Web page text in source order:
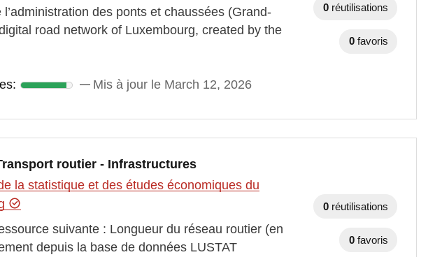
des ponts et chaussées (Grand-
road network of Luxembourg, created by the
Mis à jour le March 12, 2026
0 réutilisations
0 favoris
routier - Infrastructures
la statistique et des études économiques du
suivante : Longueur du réseau routier (en
depuis la base de données LUSTAT
0 réutilisations
0 favoris